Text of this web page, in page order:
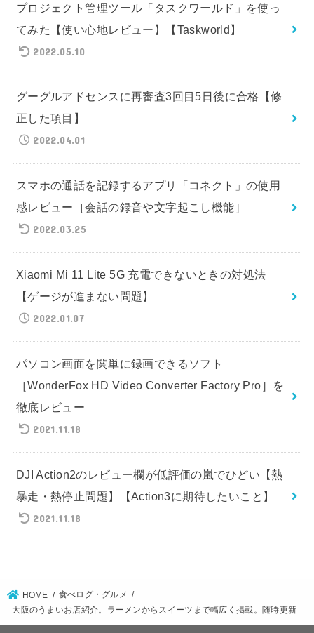
プロジェクト管理ツール「タスクワールド」を使っ
てみた【使い心地レビュー】【Taskworld】
2022.05.10
グーグルアドセンスに再審査3回目5日後に合格【修
正した項目】
2022.04.01
スマホの通話を記録するアプリ「コネクト」の使用
感レビュー［会話の録音や文字起こし機能］
2022.03.25
Xiaomi Mi 11 Lite 5G 充電できないときの対処法
【ゲージが進まない問題】
2022.01.07
パソコン画面を関単に録画できるソフト
［WonderFox HD Video Converter Factory Pro］を
徹底レビュー
2021.11.18
DJI Action2のレビュー欄が低評価の嵐でひどい【熱
暴走・熱停止問題】【Action3に期待したいこと】
2021.11.18
HOME
食べログ・グルメ
大阪のうまいお店紹介。ラーメンからスイーツまで幅広く掲載。随時更新